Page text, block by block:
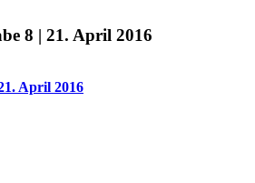
8 | 21. April 2016
April 2016